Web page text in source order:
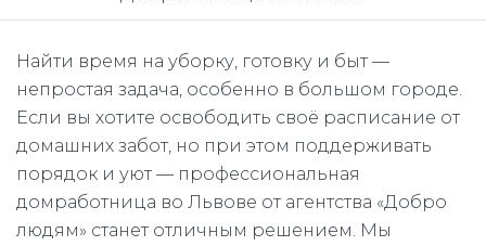
Найти время на уборку, готовку и быт —
непростая задача, особенно в большом городе.
Если вы хотите освободить своё расписание от
домашних забот, но при этом поддерживать
порядок и уют — профессиональная
домработница во Львове от агентства «Добро
людям» станет отличным решением. Мы